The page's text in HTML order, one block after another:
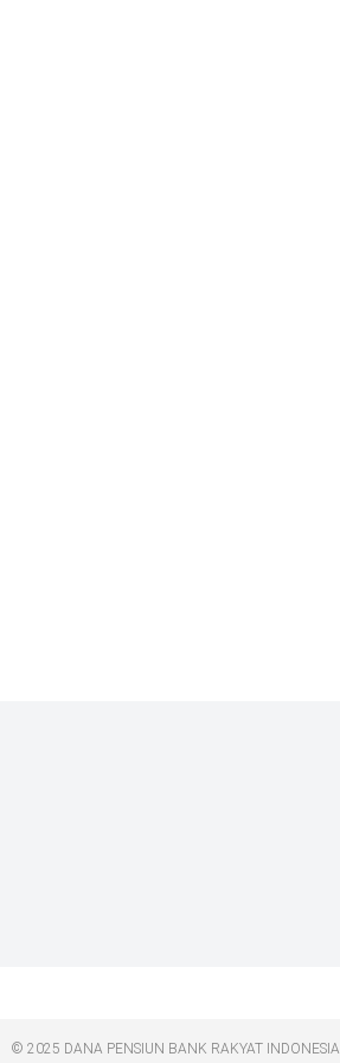
© 2025 DANA PENSIUN BANK RAKYAT INDONESIA